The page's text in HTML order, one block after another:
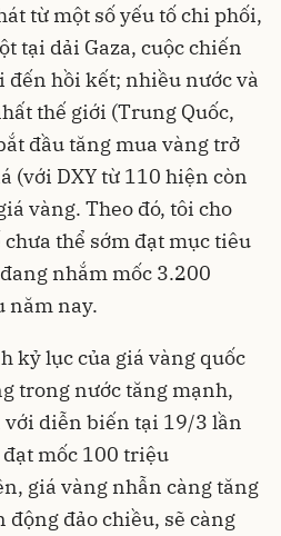
từ một số yếu tố chi phối,
tại dải Gaza, cuộc chiến
đến hồi kết; nhiều nước và
thế giới (Trung Quốc,
đầu tăng mua vàng trở
(với DXY từ 110 hiện còn
vàng. Theo đó, tôi cho
thể sớm đạt mục tiêu
nhắm mốc 3.200
năm nay.
kỷ lục của giá vàng quốc
trong nước tăng mạnh,
với diễn biến tại 19/3 lần
mốc 100 triệu
giá vàng nhẫn càng tăng
đảo chiều, sẽ càng